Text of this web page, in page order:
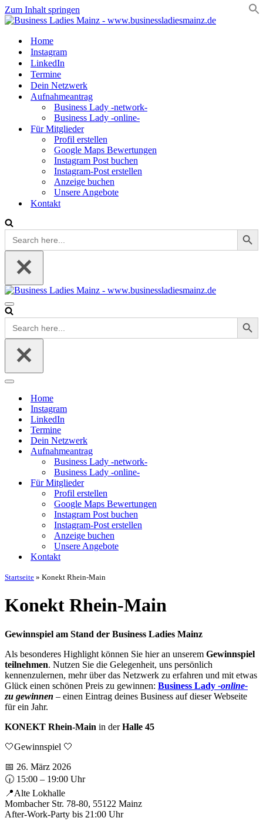
Zum Inhalt springen
Home
Instagram
LinkedIn
Termine
Dein Netzwerk
Aufnahmeantrag
Business Lady -network-
Business Lady -online-
Für Mitglieder
Profil erstellen
Google Maps Bewertungen
Instagram Post buchen
Instagram-Post erstellen
Anzeige buchen
Unsere Angebote
Kontakt
Search
for:
Search Button
Navigationsmenü
Search
for:
Search Button
Navigationsmenü
Home
Instagram
LinkedIn
Termine
Dein Netzwerk
Aufnahmeantrag
Business Lady -network-
Business Lady -online-
Für Mitglieder
Profil erstellen
Google Maps Bewertungen
Instagram Post buchen
Instagram-Post erstellen
Anzeige buchen
Unsere Angebote
Kontakt
Startseite » Konekt Rhein-Main
Konekt Rhein-Main
Gewinnspiel am Stand der Business Ladies Mainz
Als besonderes Highlight können Sie hier an unserem Gewinnspiel
teilnehmen. Nutzen Sie die Gelegenheit, uns persönlich
kennenzulernen, mehr über das Netzwerk zu erfahren und mit etwas
Glück einen schönen Preis zu gewinnen: Business Lady -online-
zu gewinnen – einen Eintrag deines Business auf dieser Webseite
für ein Jahr.
KONEKT Rhein-Main in derHalle 45
🤍Gewinnspiel 🤍
📅 26. März 2026
🕡 15:00 – 19:00 Uhr
📍Alte Lokhalle
Mombacher Str. 78-80, 55122 Mainz
After-Work-Party bis 21:00 Uhr